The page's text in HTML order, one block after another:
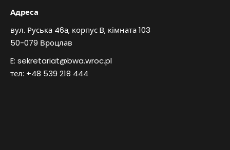
Адреса
вул. Руська 46а, корпус B, кімната 103
50-079 Вроцлав
E: sekretariat@bwa.wroc.pl
тел: +48 539 218 444